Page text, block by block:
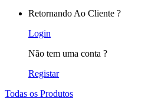
Retornando Ao Cliente ?
Login
Não tem uma conta ?
Registar
Todas os Produtos